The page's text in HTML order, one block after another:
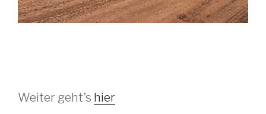
Weiter geht’s hier